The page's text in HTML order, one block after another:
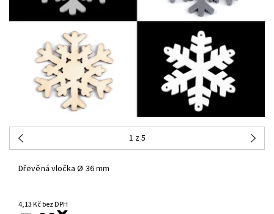
1 z 5
Dřevěná vločka Ø 36 mm
4,13 Kč bez DPH